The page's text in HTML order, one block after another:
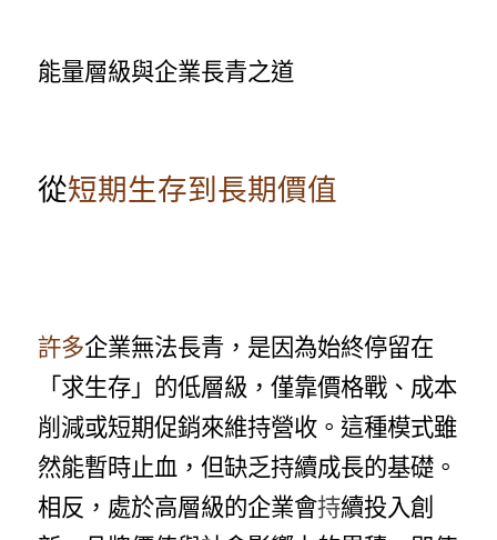
能量層級與企業長青之道
從短期生存到長期價值
許多企業無法長青，是因為始終停留在
「求生存」的低層級，僅靠價格戰、成本
削減或短期促銷來維持營收。這種模式雖
然能暫時止血，但缺乏持續成長的基礎。
相反，處於高層級的企業會持續投入創